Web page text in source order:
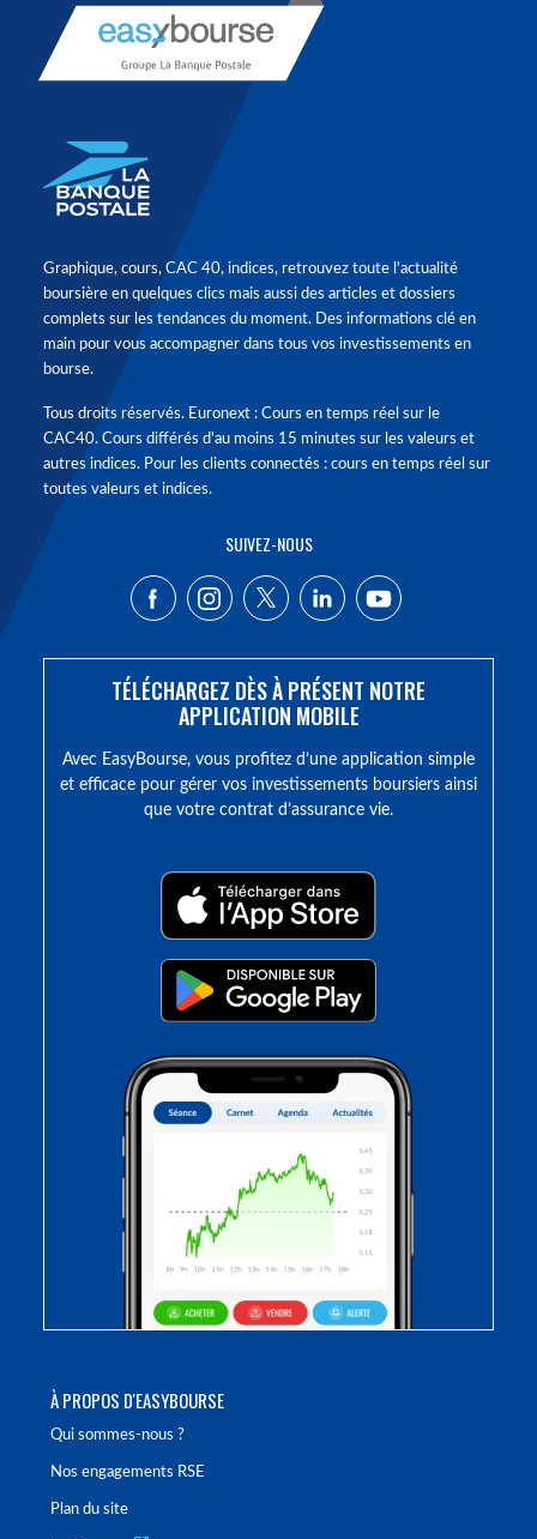
À PROPOS D'EASYBOURSE
Qui sommes-nous ?
Nos engagements RSE
Plan du site
Graphique, cours, CAC 40, indices, retrouvez toute l'actualité
boursière en quelques clics mais aussi des articles et dossiers
complets sur les tendances du moment. Des informations clé en
main pour vous accompagner dans tous vos investissements en
bourse.
Tous droits réservés. Euronext : Cours en temps réel sur le
CAC40. Cours différés d'au moins 15 minutes sur les valeurs et
autres indices. Pour les clients connectés : cours en temps réel sur
toutes valeurs et indices.
SUIVEZ-NOUS
TÉLÉCHARGEZ DÈS À PRÉSENT NOTRE
APPLICATION MOBILE
Avec EasyBourse, vous profitez d’une application simple
et efficace pour gérer vos investissements boursiers ainsi
que votre contrat d’assurance vie.